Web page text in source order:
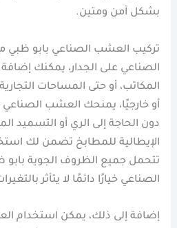
بشكل آمن ومتين.
تركيب العشب الصناعي بابو ظبي
الصناعي على الجدار، يمكنك
المكاتب، أو حتى المساحات
أو خارجيًا، يمنحك العشب الصناعي
دون الحاجة إلى الري أو التسميد
الإيطالية للمطابخ تضمن لك
تتحمل جميع الظروف الجوية
الصناعي خيارًا دائمًا لا يتأثر
إضافة إلى ذلك، يمكن استخدام